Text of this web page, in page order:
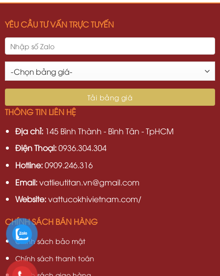
YÊU CẦU TƯ VẤN TRỰC TUYẾN
THÔNG TIN LIÊN HỆ
Địa chỉ:145 Bình Thành - Bình Tân - TpHCM
Điện Thoại:0936.304.304
Hotline:0909.246.316
Email:vatlieutitan.vn@gmail.com
Website:vattucokhivietnam.com/
CHÍNH SÁCH BÁN HÀNG
Chính sách bảo mật
Chính sách thanh toán